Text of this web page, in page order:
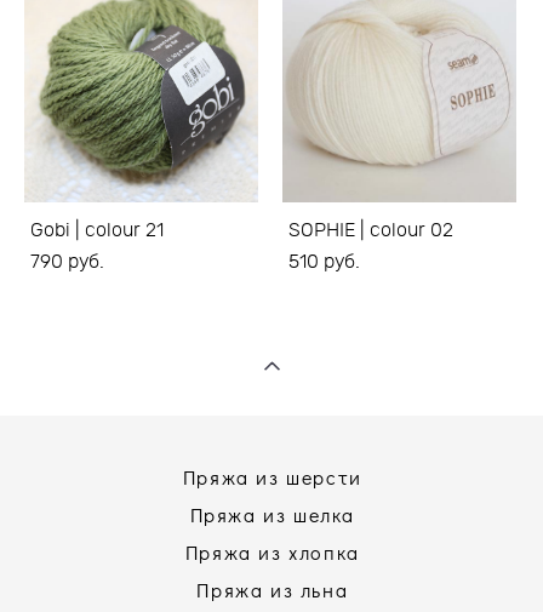
Gobi | colour 21
790 pуб.
SOPHIE | colour 02
510 pуб.
Пряжа из шерсти
Пряжа из шелка
Пряжа из хлопка
Пряжа из льна